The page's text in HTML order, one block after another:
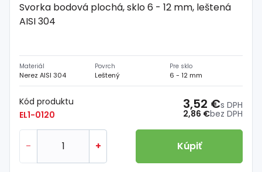
Svorka bodová plochá, sklo 6 - 12 mm, leštená
AISI 304
Materiál
Nerez AISI 304
Povrch
Leštený
Pre sklo
6 - 12 mm
Kód produktu
EL1-0120
2,86 €bez DPH
3,52 €s DPH
- + Kúpiť